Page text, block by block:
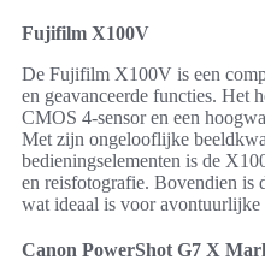
Fujifilm X100V
De Fujifilm X100V is een
en geavanceerde functies. Het
CMOS 4-sensor en een
Met zijn ongelooflijke
bedieningselementen is de
en reisfotografie. Bovendien is
wat ideaal is voor avontuurlijke
Canon PowerShot G7 X